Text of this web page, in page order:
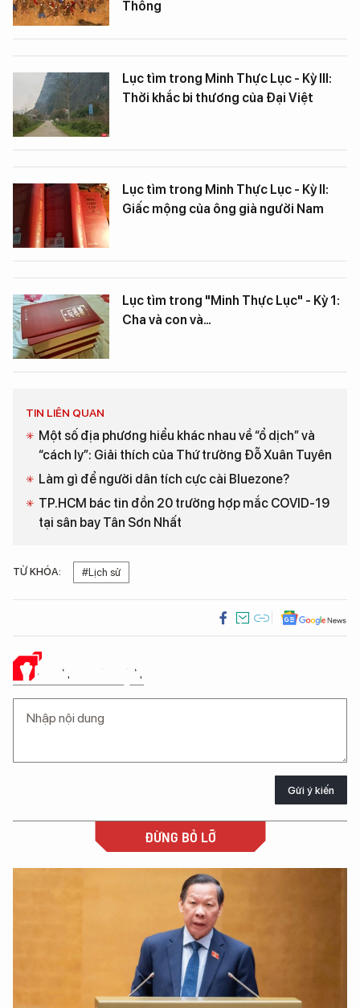
Thông
Lục tìm trong Minh Thực Lục - Kỳ III:
Thời khắc bi thương của Đại Việt
Lục tìm trong Minh Thực Lục - Kỳ II:
Giấc mộng của ông già người Nam
Lục tìm trong "Minh Thực Lục" - Kỳ 1:
Cha và con và…
TIN LIÊN QUAN
Một số địa phương hiểu khác nhau về “ổ dịch” và
“cách ly”: Giải thích của Thứ trưởng Đỗ Xuân Tuyên
Làm gì để người dân tích cực cài Bluezone?
TP.HCM bác tin đồn 20 trường hợp mắc COVID-19
tại sân bay Tân Sơn Nhất
TỪ KHÓA: #Lịch sử
Ý KIẾN CỦA BẠN
Gửi ý kiến
ĐỪNG BỎ LỠ